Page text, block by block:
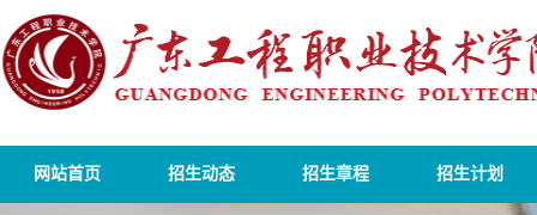
网站首页 招生动态 招生章程 招生计划